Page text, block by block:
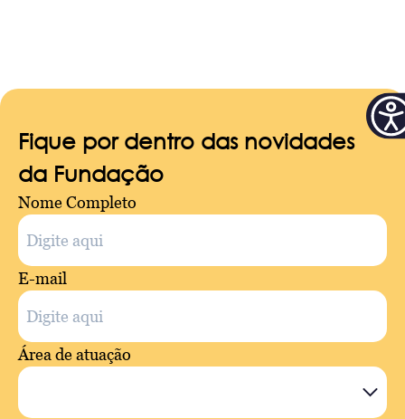
Fique por dentro das novidades
da Fundação
Nome Completo
E-mail
Área de atuação